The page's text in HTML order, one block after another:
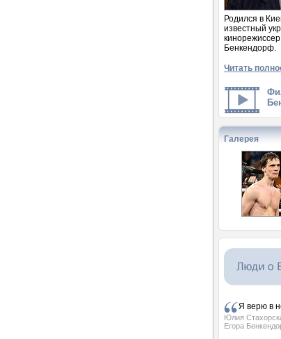
Родился в
известный
Бенкендорф.
Читать
Галерея
Я верю в
Юлия
Егора